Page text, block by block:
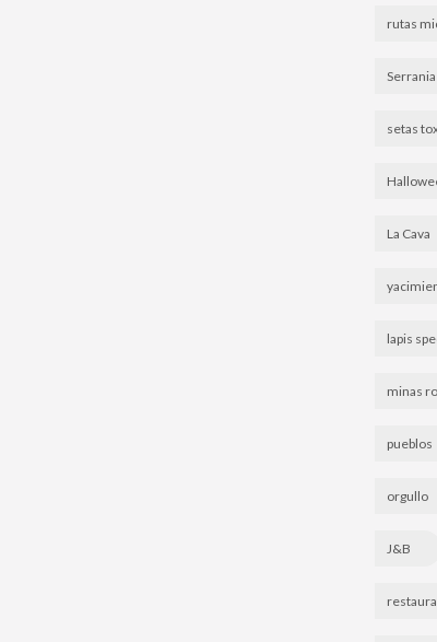
rutas
setas
La Cava
lapis
minas
pueblos
orgullo
J&B